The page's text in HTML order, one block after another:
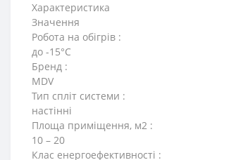
Характеристика
Значення
Робота на обігрів :
до -15°C
Бренд :
MDV
Тип спліт системи :
настінні
Площа приміщення, м2 :
10 – 20
Клас енергоефективності :